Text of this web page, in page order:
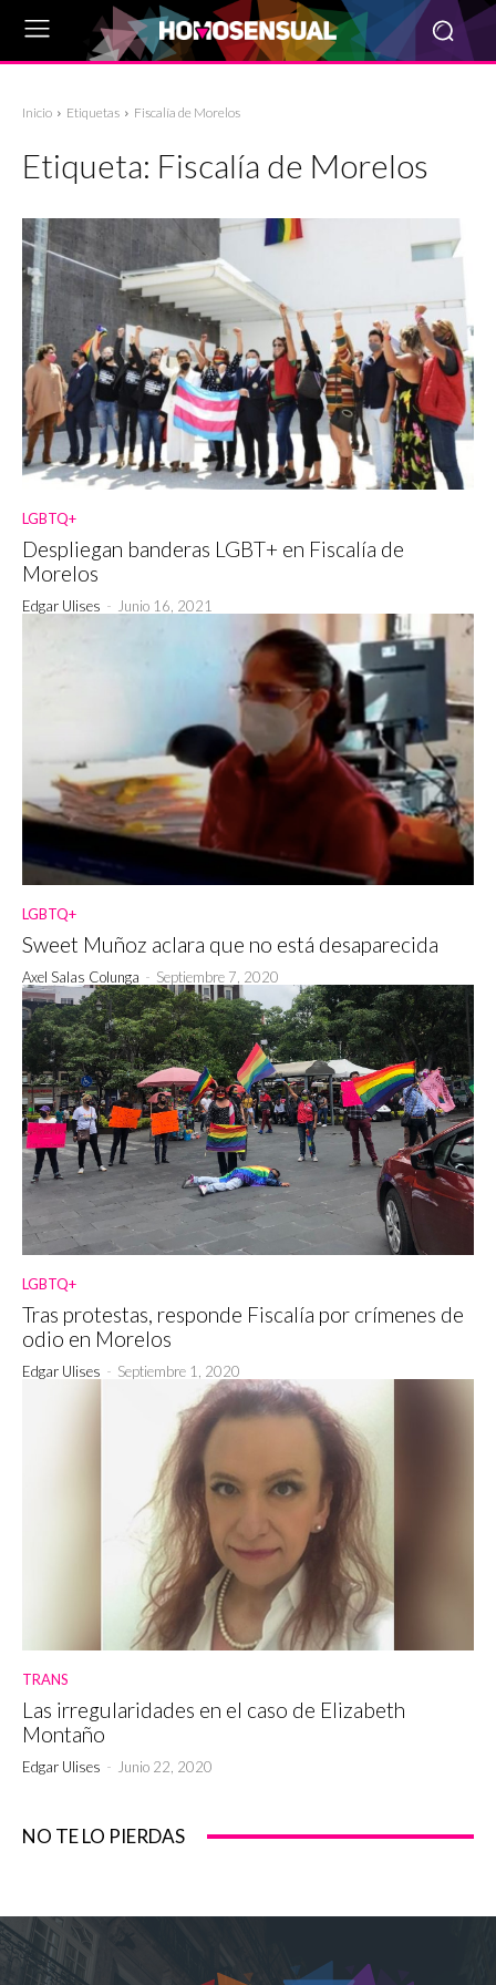
Inicio Etiquetas Fiscalía de Morelos
Etiqueta: Fiscalía de Morelos
LGBTQ+
Despliegan banderas LGBT+ en Fiscalía de
Morelos
Edgar Ulises - Junio 16, 2021
LGBTQ+
Sweet Muñoz aclara que no está desaparecida
Axel Salas Colunga - Septiembre 7, 2020
LGBTQ+
Tras protestas, responde Fiscalía por crímenes de
odio en Morelos
Edgar Ulises - Septiembre 1, 2020
TRANS
Las irregularidades en el caso de Elizabeth
Montaño
Edgar Ulises - Junio 22, 2020
NO TE LO PIERDAS